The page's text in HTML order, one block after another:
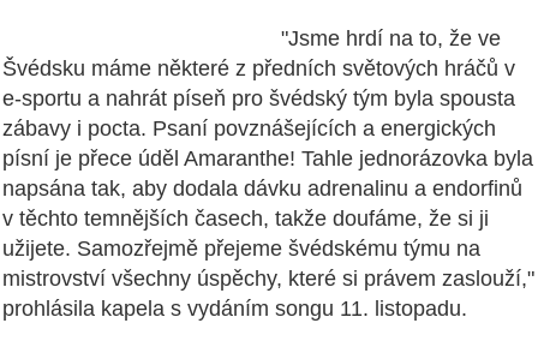
"Jsme hrdí na to, že ve
Švédsku máme některé z předních světových hráčů v
e-sportu a nahrát píseň pro švédský tým byla spousta
zábavy i pocta. Psaní povznášejících a energických
písní je přece úděl Amaranthe! Tahle jednorázovka byla
napsána tak, aby dodala dávku adrenalinu a endorfinů
v těchto temnějších časech, takže doufáme, že si ji
užijete. Samozřejmě přejeme švédskému týmu na
mistrovství všechny úspěchy, které si právem zaslouží,"
prohlásila kapela s vydáním songu 11. listopadu.